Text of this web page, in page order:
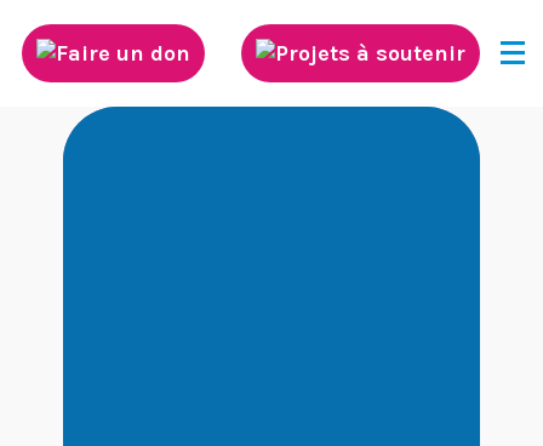
Découvrez Neurodis